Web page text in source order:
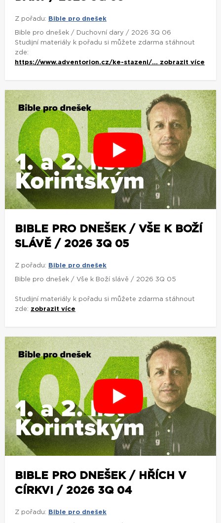
Z pořadu: Bible pro dnešek
Bible pro dnešek / Duchovní dary / 2026 3Q 06
Studijní materiály k pořadu si můžete zdarma stáhnout
zde:
https://www.adventorion.cz/ke-stazeni/... zobrazit více
BIBLE PRO DNEŠEK / VŠE K BOŽÍ
SLÁVĚ / 2026 3Q 05
Z pořadu: Bible pro dnešek
Bible pro dnešek / Vše k Boží slávě / 2026 3Q 05
Studijní materiály k pořadu si můžete zdarma stáhnout
zde: zobrazit více
BIBLE PRO DNEŠEK / HŘÍCH V
CÍRKVI / 2026 3Q 04
Z pořadu: Bible pro dnešek